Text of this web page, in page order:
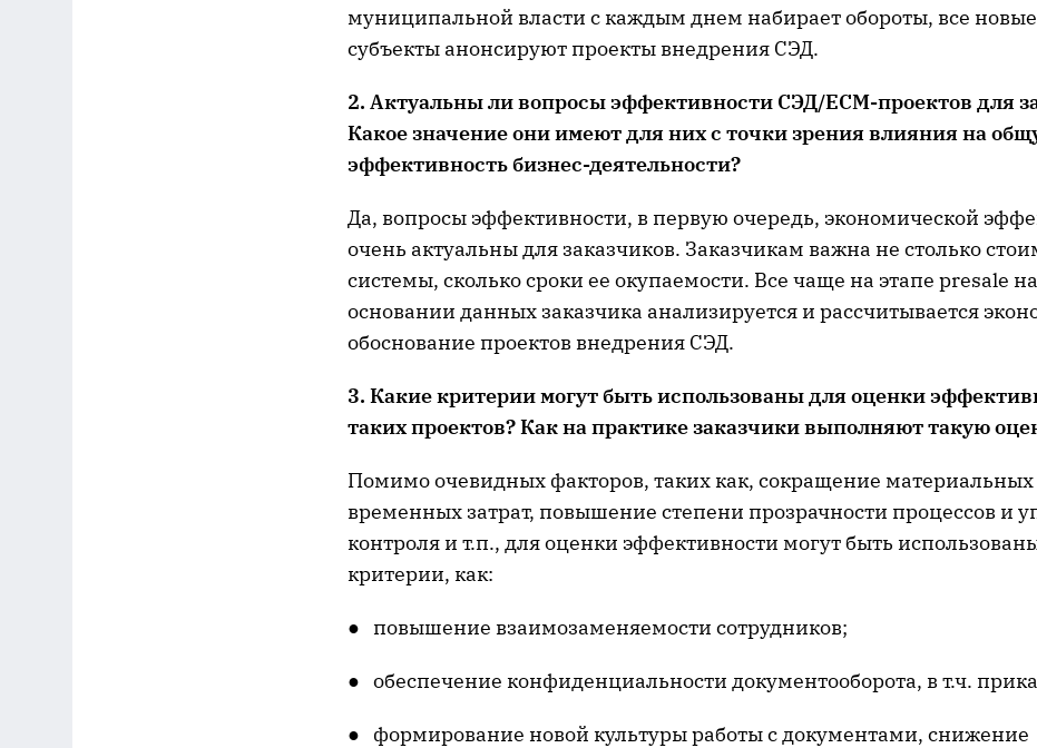
муниципальной власти с каждым днем набирает обороты, все
субъекты анонсируют проекты внедрения СЭД.
2. Актуальны ли вопросы эффективности СЭД/ECM-проектов для
Какое значение они имеют для них с точки зрения влияния на
эффективность бизнес-деятельности?
Да, вопросы эффективности, в первую очередь, экономической
очень актуальны для заказчиков. Заказчикам важна не столько
системы, сколько сроки ее окупаемости. Все чаще на этапе presale на
основании данных заказчика анализируется и рассчитывается
обоснование проектов внедрения СЭД.
3. Какие критерии могут быть использованы для оценки
таких проектов? Как на практике заказчики выполняют такую
Помимо очевидных факторов, таких как, сокращение материальных
временных затрат, повышение степени прозрачности процессов и
контроля и т.п., для оценки эффективности могут быть
критерии, как:
● повышение взаимозаменяемости сотрудников;
● обеспечение конфиденциальности документооборота, в т.ч.
● формирование новой культуры работы с документами, снижение